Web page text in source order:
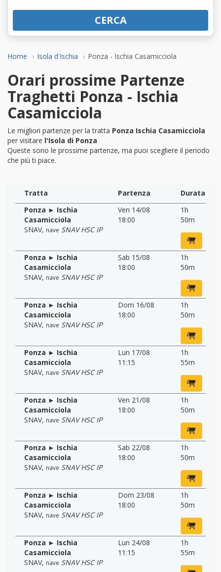
Home Isola d'Ischia Ponza - Ischia Casamicciola
CERCA
Orari prossime Partenze
Traghetti Ponza - Ischia
Casamicciola
Le migliori partenze per la tratta Ponza Ischia Casamicciola
per visitare l'Isola di Ponza
Queste sono le prossime partenze, ma puoi scegliere il periodo
che più ti piace.
Tratta Partenza
Durata
Ponza ► Ischia
Casamicciola
SNAV, nave SNAV HSC IP
Ven 14/08
18:00
1h
50m
Ponza ► Ischia
Casamicciola
SNAV, nave SNAV HSC IP
Sab 15/08
18:00
1h
50m
Ponza ► Ischia
Casamicciola
SNAV, nave SNAV HSC IP
Dom 16/08
18:00
1h
50m
Ponza ► Ischia
Casamicciola
SNAV, nave SNAV HSC IP
Lun 17/08
11:15
1h
55m
Ponza ► Ischia
Casamicciola
SNAV, nave SNAV HSC IP
Ven 21/08
18:00
1h
50m
Ponza ► Ischia
Casamicciola
SNAV, nave SNAV HSC IP
Sab 22/08
18:00
1h
50m
Ponza ► Ischia
Casamicciola
SNAV, nave SNAV HSC IP
Dom 23/08
18:00
1h
50m
Ponza ► Ischia
Casamicciola
SNAV, nave SNAV HSC IP
Lun 24/08
11:15
1h
55m